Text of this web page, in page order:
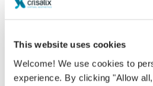
This website uses cookies
Welcome! We use cookies to
experience. By clicking "Allow